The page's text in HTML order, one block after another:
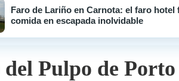
Faro de Lariño en Carnota: el faro
comida en escapada inolvidable
del Pulpo de